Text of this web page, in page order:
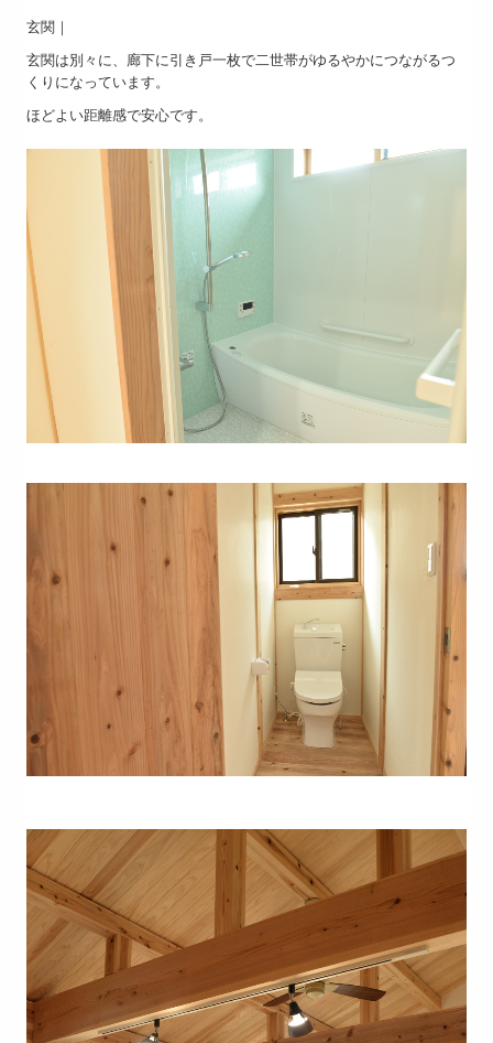
玄関｜
玄関は別々に、廊下に引き戸一枚で二世帯がゆるやかにつながるつ
くりになっています。
ほどよい距離感で安心です。